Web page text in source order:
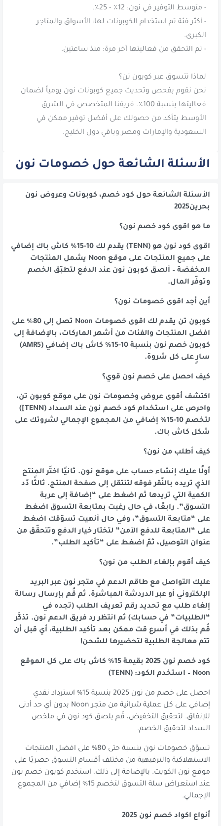
- أكثر فئة تم استخدام الكوبونات لها: الأسواق والمتاجر
نحن نقوم بفحص وتحديث جميع كوبونات نون يومياً لضمان
فعاليتها بنسبة 100٪. فريقنا المتخصص في الشرق
الأوسط يتأكد من حصولك على أفضل توفير ممكن في
السعودية والإمارات ومصر وباقي دول الخليج.
الأسئلة الشائعة حول خصومات نون
الأسئلة الشائعة حول كود خصم، كوبونات وعروض نون
بحرين2025
ما هو اقوى كود خصم نون؟
اقوى كود نون هو (TENN) يقدم لك 10-15% كاش باك إضافي
على جميع المنتجات على موقع Noon يشمل المنتجات
المخفضة – ألصق كوبون نون عند الدفع لتطبّق الخصم
وتوفّر المال.
أين أجد اقوى خصومات نون؟
كوبون تن يقدم لك اقوى خصومات Noon تصل إلى 80% على
افضل المنتجات والفئات من أشهر الماركات، بالإضافة إلى
كوبون خصم نون بنسبة 10-15% كاش باك إضافي (AMR5)
سارٍ على كل شروة.
كيف احصل على خصم نون قوي؟
اكتشف أقوى عروض وخصومات نون على موقع كوبون تن،
واحرص على استخدام كود خصم نون عند السداد (TENN])
لتخصم 10-15% إضافي من المجموع الإجمالي لشروتك على
شكل كاش باك.
كيف أطلب من نون؟
أولًا عليك إنشاء حساب على موقع نون. ثانيًا اختَر المنتج
الذي تريده بالنّقر فوقه لتنتقل إلى صفحة المنتج. ثالثًا دّد
الكمية التي تريدها ثم اضغط على “إضافة إلى عربة
التسوق”. رابعًا، في حال رغبت بمتابعة التسوق اضغط
على “متابعة التسوق”، وفي حال أنهيت تسوّقك اضغط
على “المتابعة للدفع الآمن” لتختار خيار الدفع وتتحقّق من
عنوان التوصيل، ثمّ اضغط على “تأكيد الطلب”.
كيف أقوم بإلغاء الطلب من نون؟
عليك التواصل مع طاقم الدعم في متجر نون عبر البريد
الإلكتروني أو عبر الدردشة المباشرة. ثم قُم بإرسال رسالة
إلغاء طلب مع تحديد رقم تعريف الطلب (تجده في
“الطلبيات” في حسابك) ثم انتظر رد فريق الدعم نون. تذكَّر
قُم بذلك في أسرع قت ممكن بعد تأكيد الطلبية، أي قبل أن
تتم معالجة الطلبية لتحضيرها للشحن!
كود خصم نون 2025 بقيمة 15% كاش باك على كل الموقع
Noon – استخدم الكود: (TENN)
احصل على خصم من نون 2025 بنسبة 15% استرداد نقدي
إضافي على كل عملية شرائية من متجر Noon بدون أي حد أدنى
للإنفاق. لتحقيق التخفيض، قُم بلصق كود نون في ملخص
السداد لتحقيق الخصم.
تسوّق خصومات نون بنسبة حتى 80% على افضل المنتجات
الاستهلاكية والترفيهية من مختلف أقسام التسوق حصريًا على
موقع نون الكويت. بالإضافة إلى ذلك، استخدم كوبون خصم نون
عند استعراض سلة التسوق لتخصم 15% إضافي من المجموع
الإجمالي.
أنواع اكواد خصم نون 2025